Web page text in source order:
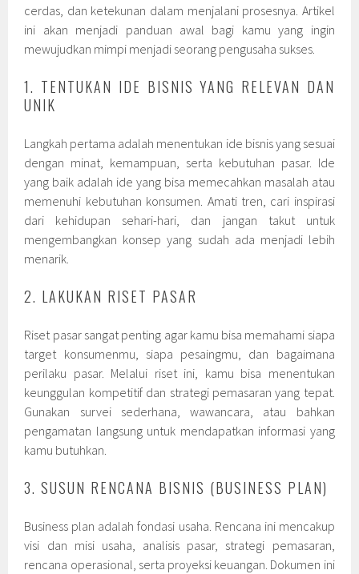
cerdas, dan ketekunan dalam menjalani prosesnya. Artikel
ini akan menjadi panduan awal bagi kamu yang ingin
mewujudkan mimpi menjadi seorang pengusaha sukses.
1. TENTUKAN IDE BISNIS YANG RELEVAN DAN
UNIK
Langkah pertama adalah menentukan ide bisnis yang sesuai
dengan minat, kemampuan, serta kebutuhan pasar. Ide
yang baik adalah ide yang bisa memecahkan masalah atau
memenuhi kebutuhan konsumen. Amati tren, cari inspirasi
dari kehidupan sehari-hari, dan jangan takut untuk
mengembangkan konsep yang sudah ada menjadi lebih
menarik.
2. LAKUKAN RISET PASAR
Riset pasar sangat penting agar kamu bisa memahami siapa
target konsumenmu, siapa pesaingmu, dan bagaimana
perilaku pasar. Melalui riset ini, kamu bisa menentukan
keunggulan kompetitif dan strategi pemasaran yang tepat.
Gunakan survei sederhana, wawancara, atau bahkan
pengamatan langsung untuk mendapatkan informasi yang
kamu butuhkan.
3. SUSUN RENCANA BISNIS (BUSINESS PLAN)
Business plan adalah fondasi usaha. Rencana ini mencakup
visi dan misi usaha, analisis pasar, strategi pemasaran,
rencana operasional, serta proyeksi keuangan. Dokumen ini